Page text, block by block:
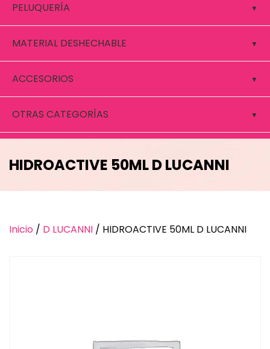
PELUQUERÍA
MATERIAL DESHECHABLE
ACCESORIOS
OTRAS CATEGORÍAS
HIDROACTIVE 50ML D LUCANNI
Inicio / D LUCANNI / HIDROACTIVE 50ML D LUCANNI